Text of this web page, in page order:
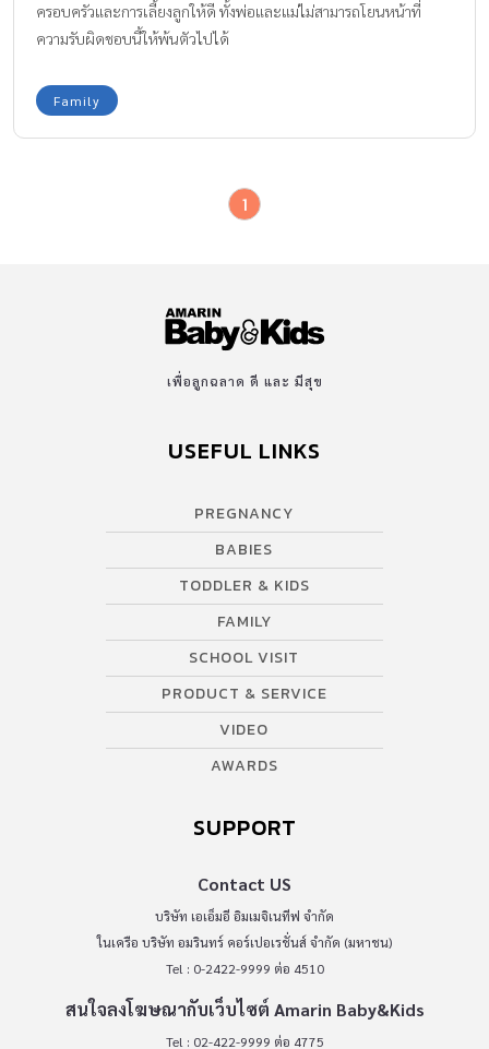
ครอบครัวและการเลี้ยงลูกให้ดี ทั้งพ่อและแม่ไม่สามารถโยนหน้าที่
ความรับผิดชอบนี้ให้พ้นตัวไปได้
Family
1
เพื่อลูกฉลาด ดี และ มีสุข
USEFUL LINKS
PREGNANCY
BABIES
TODDLER & KIDS
FAMILY
SCHOOL VISIT
PRODUCT & SERVICE
VIDEO
AWARDS
SUPPORT
Contact US
บริษัท เอเอ็มอี อิมเมจิเนทีฟ จำกัด
ในเครือ บริษัท อมรินทร์ คอร์เปอเรชั่นส์ จำกัด (มหาชน)
Tel : 0-2422-9999 ต่อ 4510
สนใจลงโฆษณากับเว็บไซต์ Amarin Baby&Kids
Tel : 02-422-9999 ต่อ 4775